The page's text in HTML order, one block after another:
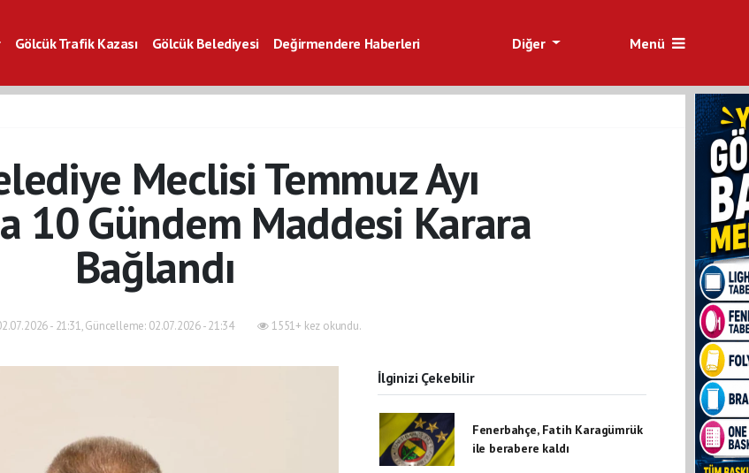
Gölcük Trafik Kazası Gölcük Belediyesi
Değirmendere Haberleri
Diğer Menü
Meclisi Temmuz Ayı
10 Gündem Maddesi Karara
Bağlandı
- 21:31, Güncelleme: 02.07.2026 - 21:34 1551+ kez okundu.
İlginizi Çekebilir
Fenerbahçe, Fatih Karagümrük
ile berabere kaldı